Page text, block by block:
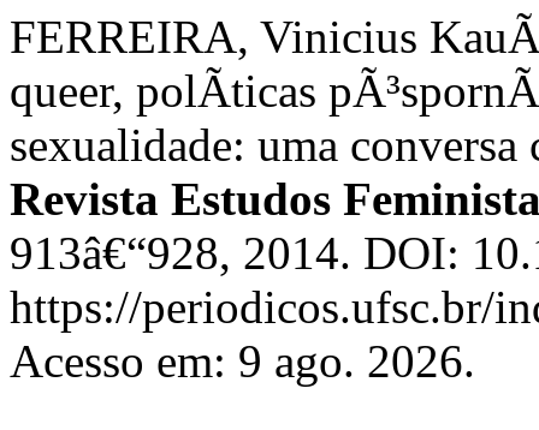
FERREIRA, Vinicius
queer, polÃ­ticas
sexualidade: uma
Revista Estudos
913â€“928, 2014. DOI:
https://periodicos.ufsc.br/
Acesso em: 9 ago. 2026.